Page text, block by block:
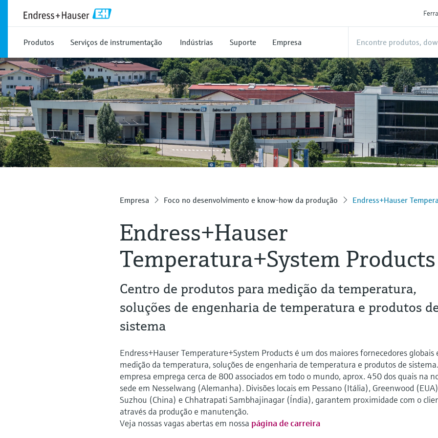
Produtos Serviços de instrumentação Indústrias Suporte Empresa
Empresa Foco no desenvolvimento e know-how da produção Endress+Hauser
Endress+Hauser
Temperatura+System Products
Centro de produtos para medição da temperatura,
soluções de engenharia de temperatura e produtos
sistema
Endress+Hauser Temperature+System Products é um dos maiores fornecedores globais
medição da temperatura, soluções de engenharia de temperatura e produtos de
empresa emprega cerca de 800 associados em todo o mundo, aprox. 450 dos quais na
sede em Nesselwang (Alemanha). Divisões locais em Pessano (Itália), Greenwood
Suzhou (China) e Chhatrapati Sambhajinagar (Índia), garantem proximidade com o
através da produção e manutenção.
Veja nossas vagas abertas em nossa página de carreira